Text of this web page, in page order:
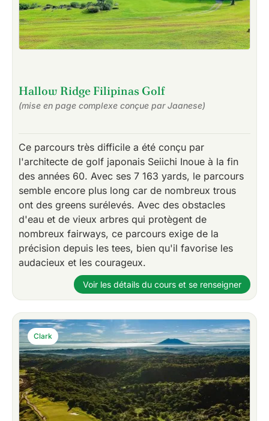
Hallow Ridge Filipinas Golf
(mise en page complexe conçue par Jaanese)
Ce parcours très difficile a été conçu par
l'architecte de golf japonais Seiichi Inoue à la fin
des années 60. Avec ses 7 163 yards, le parcours
semble encore plus long car de nombreux trous
ont des greens surélevés. Avec des obstacles
d'eau et de vieux arbres qui protègent de
nombreux fairways, ce parcours exige de la
précision depuis les tees, bien qu'il favorise les
audacieux et les courageux.
Voir les détails du cours et se renseigner
Clark